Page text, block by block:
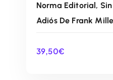
Norma Editorial,
Adiós De Frank
39,50€